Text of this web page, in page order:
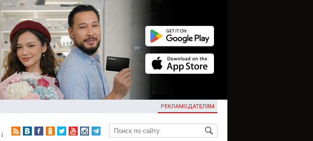
РЕКЛАМОДАТЕЛЯМ
KG